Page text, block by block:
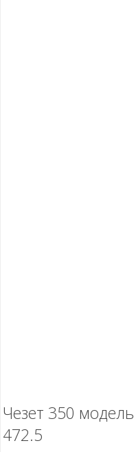
Чезет 350 модель
472.5